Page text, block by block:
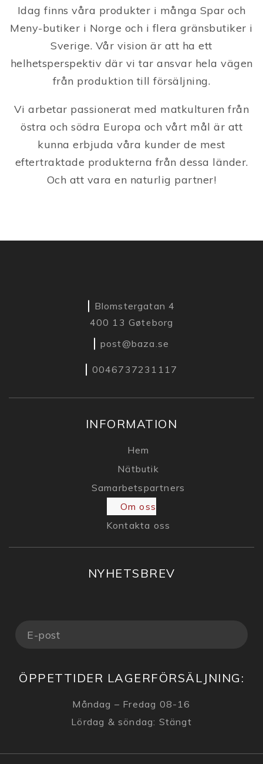
Idag finns våra produkter i många Spar och
Meny-butiker i Norge och i flera gränsbutiker i
Sverige. Vår vision är att ha ett
helhetsperspektiv där vi tar ansvar hela vägen
från produktion till försäljning.
Vi arbetar passionerat med matkulturen från
östra och södra Europa och vårt mål är att
kunna erbjuda våra kunder de mest
eftertraktade produkterna från dessa länder.
Och att vara en naturlig partner!
Blomstergatan 4
400 13 Gøteborg
post@baza.se
0046737231117
INFORMATION
Hem
Nätbutik
Samarbetspartners
Om oss
Kontakta oss
NYHETSBREV
ÖPPETTIDER LAGERFÖRSÄLJNING:
Måndag – Fredag 08-16
Lördag & söndag: Stängt